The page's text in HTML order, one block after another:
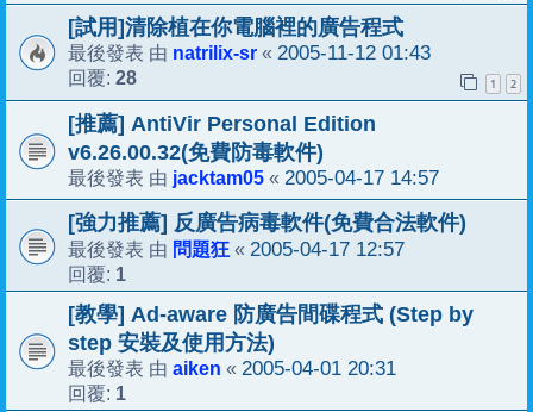
[試用]清除植在你電腦裡的廣告程式
最後發表 由 natrilix-sr « 2005-11-12 01:43
回覆: 28 1 2
[推薦] AntiVir Personal Edition
v6.26.00.32(免費防毒軟件)
最後發表 由 jacktam05 « 2005-04-17 14:57
[強力推薦] 反廣告病毒軟件(免費合法軟件)
最後發表 由 問題狂 « 2005-04-17 12:57
回覆: 1
[教學] Ad-aware 防廣告間碟程式 (Step by
step 安裝及使用方法)
最後發表 由 aiken « 2005-04-01 20:31
回覆: 1